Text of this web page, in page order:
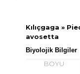
Kılıçgaga »
avosetta
Biyolojik Bilgiler
BOYU